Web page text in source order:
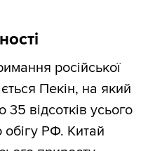
російської
Пекін, на який
відсотків усього
обігу РФ. Китай